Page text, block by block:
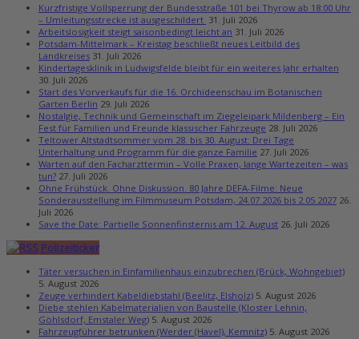
Kurzfristige Vollsperrung der Bundesstraße 101 bei Thyrow ab 18:00 Uhr
– Umleitungsstrecke ist ausgeschildert 31. Juli 2026
Arbeitslosigkeit steigt saisonbedingt leicht an 31. Juli 2026
Potsdam-Mittelmark – Kreistag beschließt neues Leitbild des
Landkreises 31. Juli 2026
Kindertagesklinik in Ludwigsfelde bleibt für ein weiteres Jahr erhalten
30. Juli 2026
Start des Vorverkaufs für die 16. Orchideenschau im Botanischen
Garten Berlin 29. Juli 2026
Nostalgie, Technik und Gemeinschaft im Ziegeleipark Mildenberg – Ein
Fest für Familien und Freunde klassischer Fahrzeuge 28. Juli 2026
Teltower Altstadtsommer vom 28. bis 30. August: Drei Tage
Unterhaltung und Programm für die ganze Familie 27. Juli 2026
Warten auf den Facharzttermin – Volle Praxen, lange Wartezeiten – was
tun? 27. Juli 2026
Ohne Frühstück. Ohne Diskussion. 80 Jahre DEFA-Filme: Neue
Sonderausstellung im Filmmuseum Potsdam, 24.07.2026 bis 2.05.2027 26.
Juli 2026
Save the Date: Partielle Sonnenfinsternis am 12. August 26. Juli 2026
Polizeiticker
Täter versuchen in Einfamilienhaus einzubrechen (Brück, Wohngebiet)
5. August 2026
Zeuge verhindert Kabeldiebstahl (Beelitz, Elsholz) 5. August 2026
Diebe stehlen Kabelmaterialien von Baustelle (Kloster Lehnin,
Göhlsdorf, Emstaler Weg) 5. August 2026
Fahrzeugführer betrunken (Werder (Havel), Kemnitz) 5. August 2026